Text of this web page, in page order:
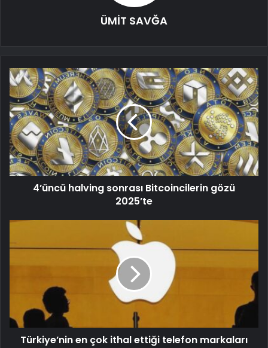
ÜMİT SAVĞA
4’üncü halving sonrası Bitcoincilerin gözü
2025’te
Türkiye’nin en çok ithal ettiği telefon markaları